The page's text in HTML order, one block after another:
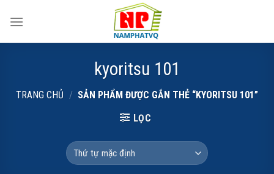
kyoritsu 101
TRANG CHỦ / SẢN PHẨM ĐƯỢC GẮN THẺ “KYORITSU 101”
LỌC